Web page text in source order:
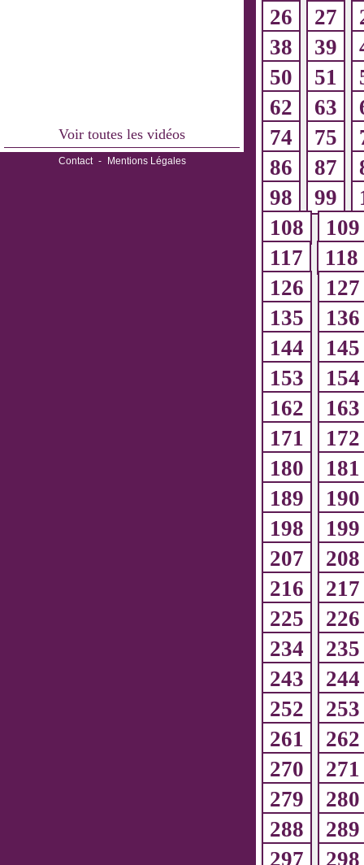
Voir toutes les vidéos
Contact - Mentions Légales
26
27
38
39
50
51
62
63
74
75
86
87
98
99
108
109
117
118
126
127
135
136
144
145
153
154
162
163
171
172
180
181
189
190
198
199
207
208
216
217
225
226
234
235
243
244
252
253
261
262
270
271
279
280
288
289
297
298